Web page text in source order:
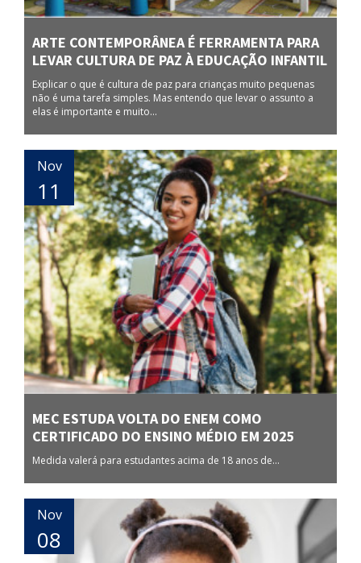
ARTE CONTEMPORÂNEA É FERRAMENTA PARA
LEVAR CULTURA DE PAZ À EDUCAÇÃO INFANTIL
Explicar o que é cultura de paz para crianças muito pequenas
não é uma tarefa simples. Mas entendo que levar o assunto a
elas é importante e muito...
Nov
11
MEC ESTUDA VOLTA DO ENEM COMO
CERTIFICADO DO ENSINO MÉDIO EM 2025
Medida valerá para estudantes acima de 18 anos de...
Nov
08